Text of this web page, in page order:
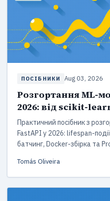
ПОСІБНИКИ Aug 03, 2026
Розгортання ML-
2026: від scikit-
Практичний посібник з
FastAPI у 2026: lifespan-
батчинг, Docker-збірка та
Tomás Oliveira